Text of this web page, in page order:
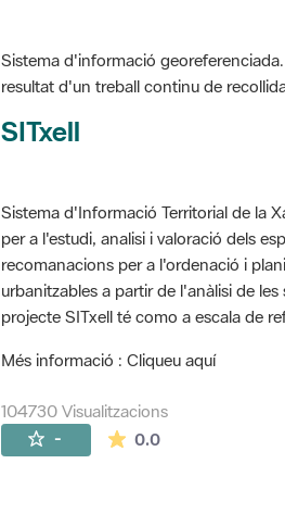
Sistema d'informació
resultat d'un treball continu de
SITxell
Sistema d'Informació Territorial de la
per a l'estudi, analisi i valoració dels
recomanacions per a l'ordenació i
urbanitzables a partir de l'anàlisi de
projecte SITxell té como a escala de
Més informació : Cliqueu aquí
104730 Visualitzacions
- 0.0La mitjana de les